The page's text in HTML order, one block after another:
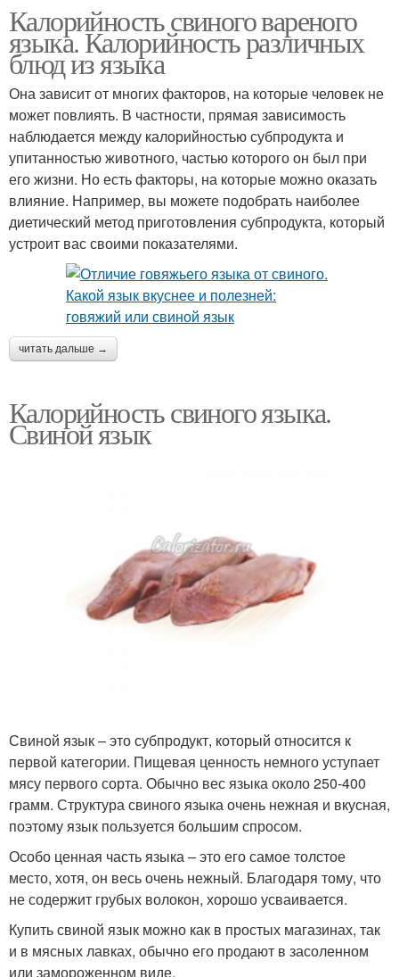
Калорийность свиного вареного
языка. Калорийность различных
блюд из языка
Она зависит от многих факторов, на которые человек не
может повлиять. В частности, прямая зависимость
наблюдается между калорийностью субпродукта и
упитанностью животного, частью которого он был при
его жизни. Но есть факторы, на которые можно оказать
влияние. Например, вы можете подобрать наиболее
диетический метод приготовления субпродукта, который
устроит вас своими показателями.
читать дальше →
Калорийность свиного языка.
Свиной язык
Свиной язык – это субпродукт, который относится к
первой категории. Пищевая ценность немного уступает
мясу первого сорта. Обычно вес языка около 250-400
грамм. Структура свиного языка очень нежная и вкусная,
поэтому язык пользуется большим спросом.
Особо ценная часть языка – это его самое толстое
место, хотя, он весь очень нежный. Благодаря тому, что
не содержит грубых волокон, хорошо усваивается.
Купить свиной язык можно как в простых магазинах, так
и в мясных лавках, обычно его продают в засоленном
или замороженном виде.